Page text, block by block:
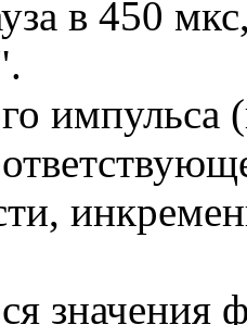
в 450
импульса
значения